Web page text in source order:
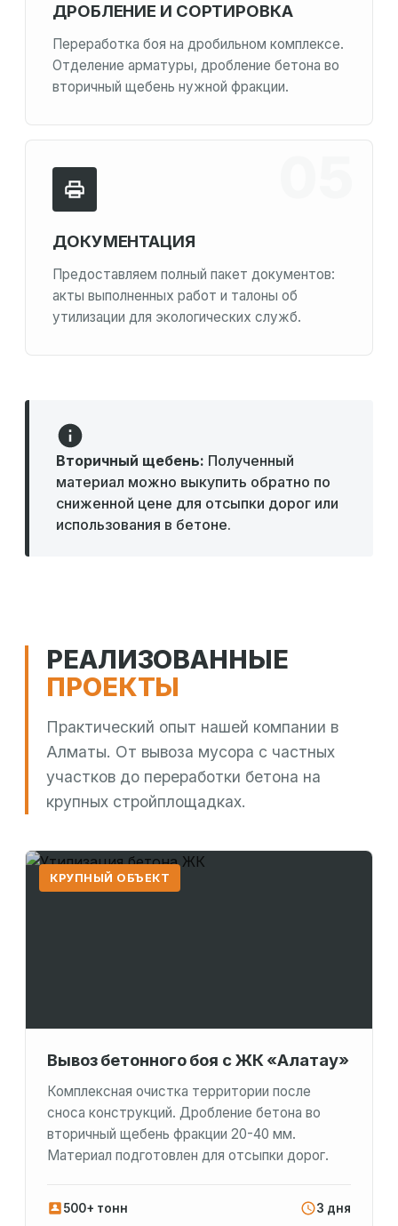
ДРОБЛЕНИЕ И СОРТИРОВКА
Переработка боя на дробильном комплексе.
Отделение арматуры, дробление бетона во
вторичный щебень нужной фракции.
ДОКУМЕНТАЦИЯ
Предоставляем полный пакет документов:
акты выполненных работ и талоны об
утилизации для экологических служб.
Вторичный щебень: Полученный
материал можно выкупить обратно по
сниженной цене для отсыпки дорог или
использования в бетоне.
РЕАЛИЗОВАННЫЕ
ПРОЕКТЫ
Практический опыт нашей компании в
Алматы. От вывоза мусора с частных
участков до переработки бетона на
крупных стройплощадках.
КРУПНЫЙ ОБЪЕКТ
Вывоз бетонного боя с ЖК «Алатау»
Комплексная очистка территории после
сноса конструкций. Дробление бетона во
вторичный щебень фракции 20-40 мм.
Материал подготовлен для отсыпки дорог.
500+ тонн 3 дня